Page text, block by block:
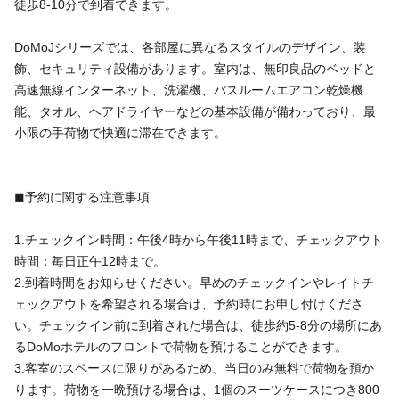
徒歩8-10分で到着できます。
DoMoJシリーズでは、各部屋に異なるスタイルのデザイン、装
飾、セキュリティ設備があります。室内は、無印良品のベッドと
高速無線インターネット、洗濯機、バスルームエアコン乾燥機
能、タオル、ヘアドライヤーなどの基本設備が備わっており、最
小限の手荷物で快適に滞在できます。
◼︎予約に関する注意事項
1.チェックイン時間：午後4時から午後11時まで、チェックアウト
時間：毎日正午12時まで。
2.到着時間をお知らせください。早めのチェックインやレイトチ
ェックアウトを希望される場合は、予約時にお申し付けくださ
い。チェックイン前に到着された場合は、徒歩約5-8分の場所にあ
るDoMoホテルのフロントで荷物を預けることができます。
3.客室のスペースに限りがあるため、当日のみ無料で荷物を預か
ります。荷物を一晩預ける場合は、1個のスーツケースにつき800